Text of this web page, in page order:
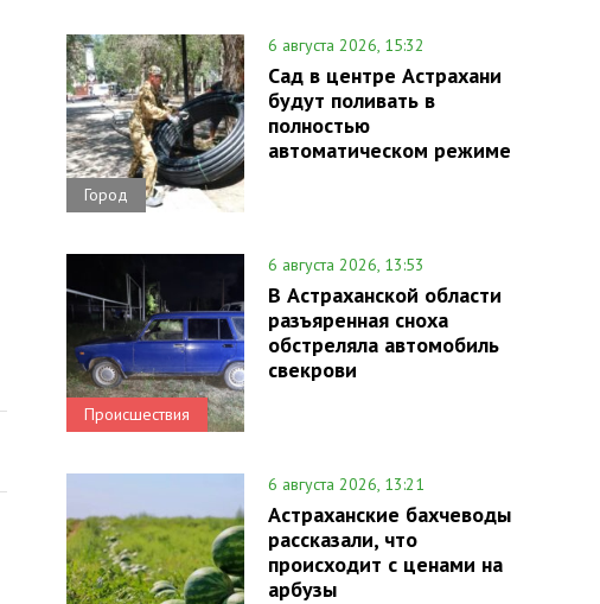
Город
6 августа 2026, 15:32
Сад в центре Астрахани
будут поливать в
полностью
автоматическом режиме
Происшествия
6 августа 2026, 13:53
В Астраханской области
разъяренная сноха
обстреляла автомобиль
свекрови
6 августа 2026, 13:21
Астраханские бахчеводы
рассказали, что
происходит с ценами на
арбузы